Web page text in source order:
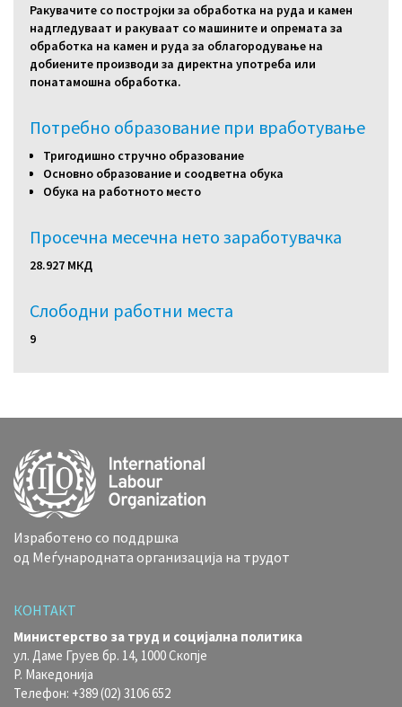
Ракувачите со постројки за обработка на руда и камен
надгледуваат и ракуваат со машините и опремата за
обработка на камен и руда за облагородување на
добиените производи за директна употреба или
понатамошна обработка.
Потребно образование при вработување
Тригодишно стручно образование
Основно образование и соодветна обука
Обука на работното место
Просечна месечна нето заработувачка
28.927 МКД
Слободни работни местa
9
Изработено со поддршка
од Меѓународната организација на трудот
КОНТАКТ
Министерство за труд и социјална политика
ул. Даме Груев бр. 14, 1000 Скопје
Р. Македонија
Телефон: +389 (02) 3106 652